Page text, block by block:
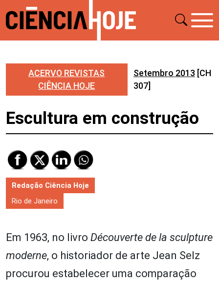
ACERVO REVISTAS
CIÊNCIA HOJE
Setembro 2013 [CH
307]
Escultura em construção
Redação Ciência Hoje
Rio de Janeiro
Em 1963, no livro Découverte de la sculpture
moderne, o historiador de arte Jean Selz
procurou estabelecer uma comparação